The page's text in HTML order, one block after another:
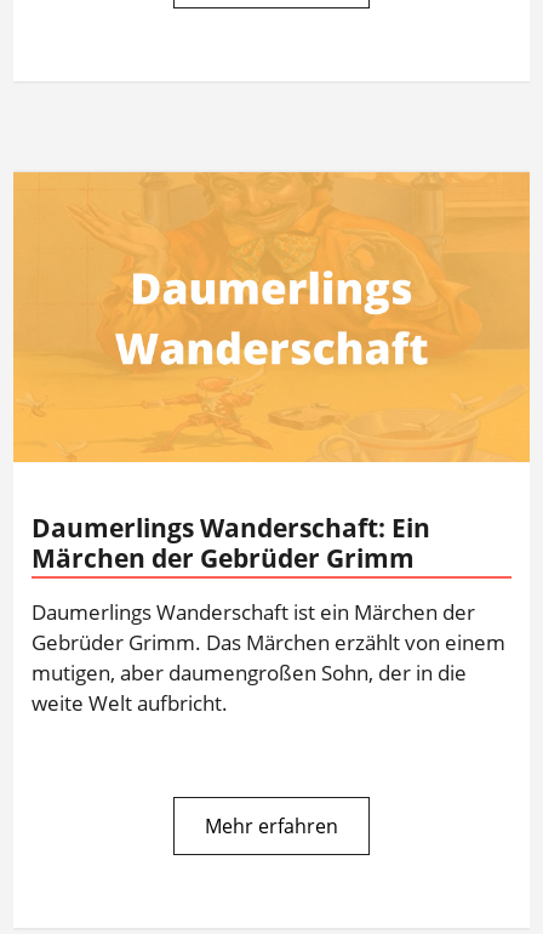
Daumerlings Wanderschaft: Ein
Märchen der Gebrüder Grimm
Daumerlings Wanderschaft ist ein Märchen der
Gebrüder Grimm. Das Märchen erzählt von einem
mutigen, aber daumengroßen Sohn, der in die
weite Welt aufbricht.
Mehr erfahren